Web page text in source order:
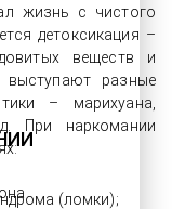
жизнь с чистого
детоксикация –
веществ и
разные
– марихуана,
При наркомании
(ломки);